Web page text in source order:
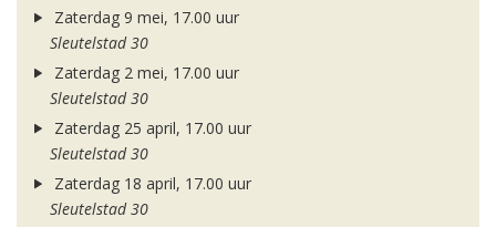
Zaterdag 9 mei, 17.00 uur
Sleutelstad 30
Zaterdag 2 mei, 17.00 uur
Sleutelstad 30
Zaterdag 25 april, 17.00 uur
Sleutelstad 30
Zaterdag 18 april, 17.00 uur
Sleutelstad 30